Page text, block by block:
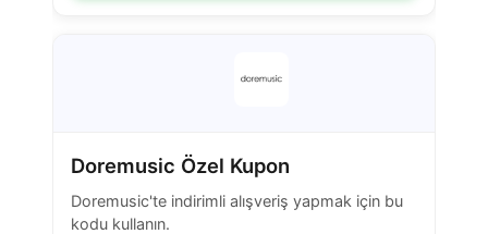
Doremusic Özel Kupon
Doremusic'te indirimli alışveriş yapmak için bu
kodu kullanın.